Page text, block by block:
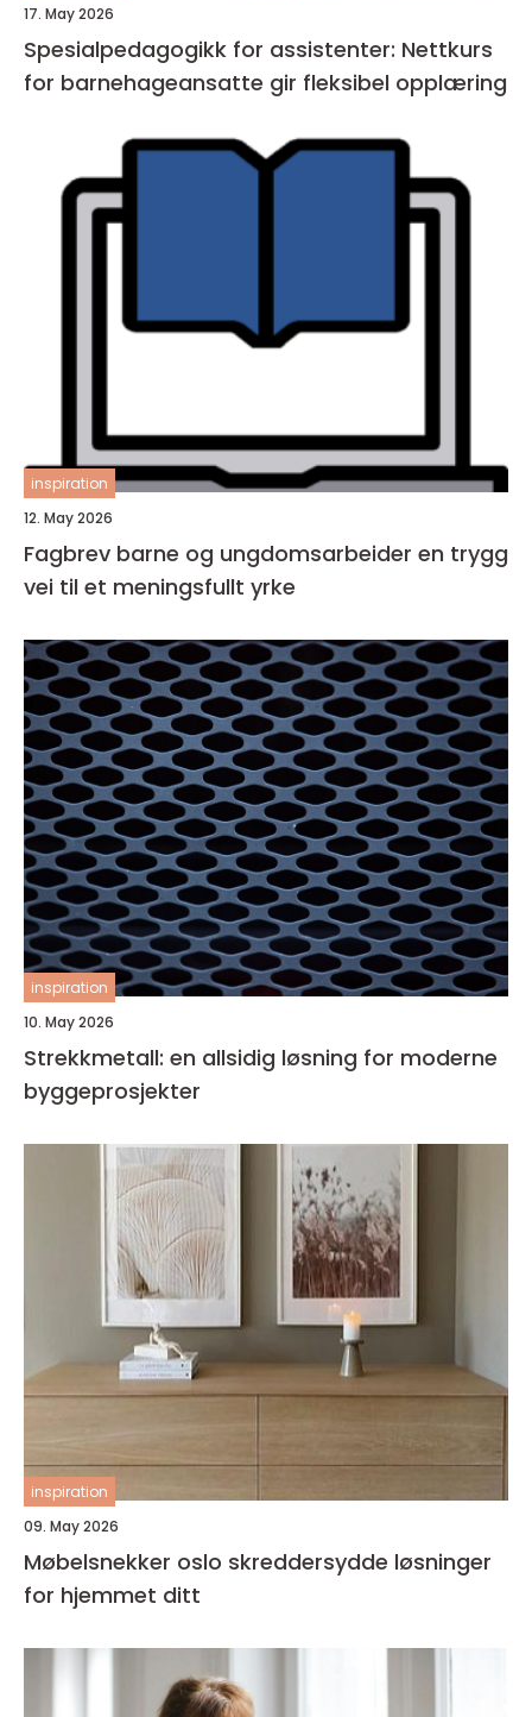
17. May 2026
Spesialpedagogikk for assistenter: Nettkurs
for barnehageansatte gir fleksibel opplæring
inspiration
12. May 2026
Fagbrev barne og ungdomsarbeider en trygg
vei til et meningsfullt yrke
inspiration
10. May 2026
Strekkmetall: en allsidig løsning for moderne
byggeprosjekter
inspiration
09. May 2026
Møbelsnekker oslo skreddersydde løsninger
for hjemmet ditt